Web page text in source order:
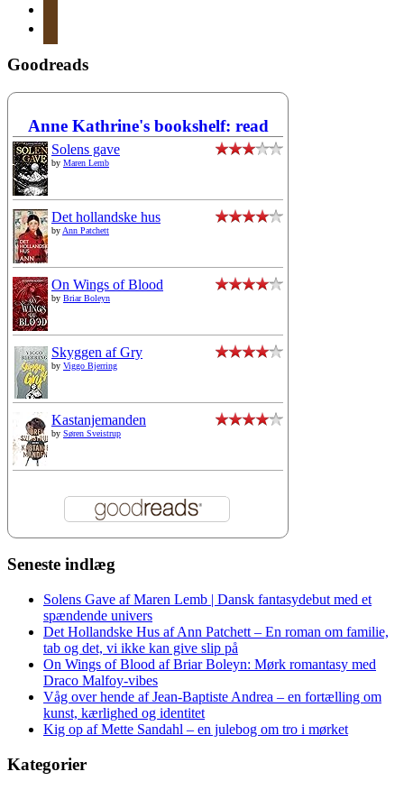
Goodreads
Anne Kathrine's bookshelf: read
Solens gave
by Maren Lemb
Det hollandske hus
by Ann Patchett
On Wings of Blood
by Briar Boleyn
Skyggen af Gry
by Viggo Bjerring
Kastanjemanden
by Søren Sveistrup
Seneste indlæg
Solens Gave af Maren Lemb | Dansk fantasydebut med et
spændende univers
Det Hollandske Hus af Ann Patchett – En roman om familie,
tab og det, vi ikke kan give slip på
On Wings of Blood af Briar Boleyn: Mørk romantasy med
Draco Malfoy-vibes
Våg over hende af Jean-Baptiste Andrea – en fortælling om
kunst, kærlighed og identitet
Kig op af Mette Sandahl – en julebog om tro i mørket
Kategorier